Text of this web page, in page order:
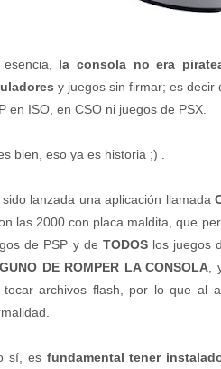
esencia, la consola no era
y juegos sin firmar; es decir
en ISO, en CSO ni juegos de PSX.
bien, eso ya es historia ;) .
sido lanzada una aplicación llamada
las 2000 con placa maldita, que
de PSP y de TODOS los juegos
DE ROMPER LA CONSOLA
tocar archivos flash, por lo que al
sí, es fundamental tener